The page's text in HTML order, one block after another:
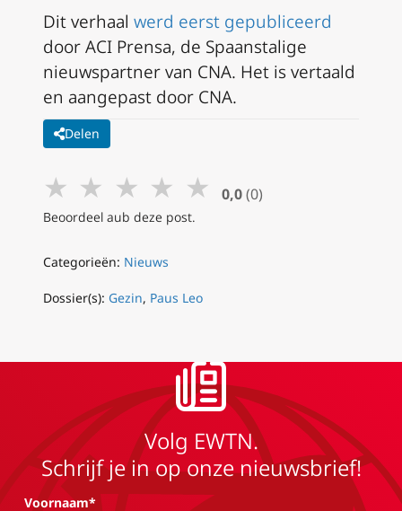
Dit verhaal werd eerst gepubliceerd
door ACI Prensa, de Spaanstalige
nieuwspartner van CNA. Het is vertaald
en aangepast door CNA.
Delen
★ ★ ★ ★ ★ 0,0 (0)
Beoordeel aub deze post.
Categorieën: Nieuws
Dossier(s): Gezin, Paus Leo
Volg EWTN.
Schrijf je in op onze nieuwsbrief!
Voornaam*